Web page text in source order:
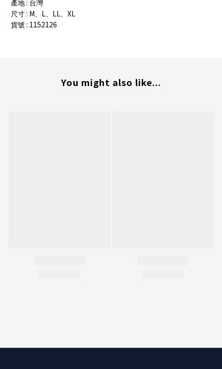
產地 : 台灣
尺寸 : M、 L、 LL、 XL
貨號 : 1152126
You might also like...